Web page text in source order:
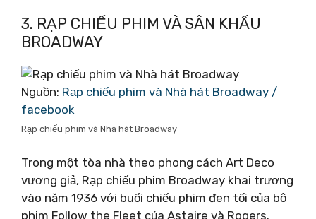
3. RẠP CHIẾU PHIM VÀ SÂN KHẤU
BROADWAY
Nguồn: Rạp chiếu phim và Nhà hát Broadway /
facebook
Rạp chiếu phim và Nhà hát Broadway
Trong một tòa nhà theo phong cách Art Deco
vương giả, Rạp chiếu phim Broadway khai trương
vào năm 1936 với buổi chiếu phim đen tối của bộ
phim Follow the Fleet của Astaire và Rogers.